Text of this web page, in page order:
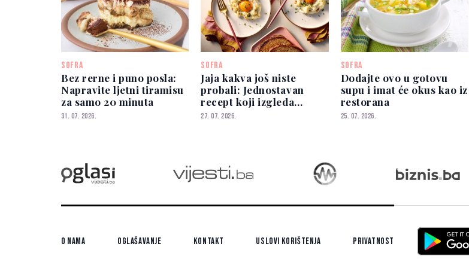
SOFRA
Bez rerne i puno posla:
Napravite ljetni tiramisu
za samo 20 minuta
31. 07. 2026.
SOFRA
Jaja kakva još niste
probali: Jednostavan
recept koji izgleda
spektakularno
27. 07. 2026.
SOFRA
Dodajte ovo u gotovu
supu i imat će okus kao iz
restorana
25. 07. 2026.
O nama Oglašavanje Kontakt Uslovi korištenja Privatnost